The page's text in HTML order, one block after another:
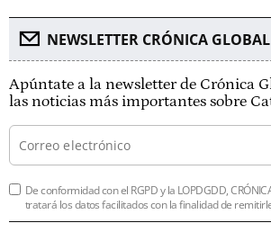
NEWSLETTER CRÓNICA GLOBAL
Apúntate a la newsletter de Crónica
las noticias más importantes sobre
De conformidad con el RGPD y la LOPDGDD,
tratará los datos facilitados con la finalidad de